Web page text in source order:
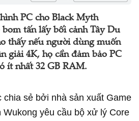
PC cho Black Myth
tấn lấy bối cảnh Tây Du
thấy nếu người dùng muốn
giải 4K, họ cần đảm bảo PC
ít nhất 32 GB RAM.
sẻ bởi nhà sản xuất Game
Wukong yêu cầu bộ xử lý Core